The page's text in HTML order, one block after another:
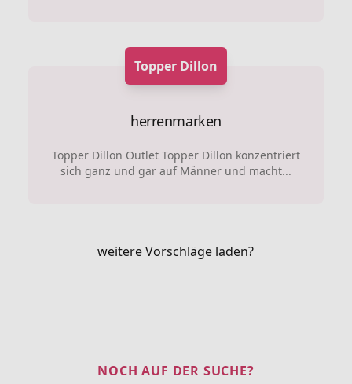
Topper Dillon
herrenmarken
Topper Dillon Outlet Topper Dillon konzentriert
sich ganz und gar auf Männer und macht...
weitere Vorschläge laden?
NOCH AUF DER SUCHE?